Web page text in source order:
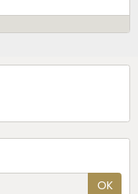
OK